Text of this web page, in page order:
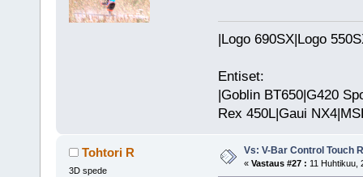
|Logo 690SX|Logo
Entiset:
|Goblin BT650|G420
Rex 450L|Gaui
Tohtori R
3D spede
Vs: V-Bar Control Touch
« Vastaus #27 : 11 Huhtikuu,